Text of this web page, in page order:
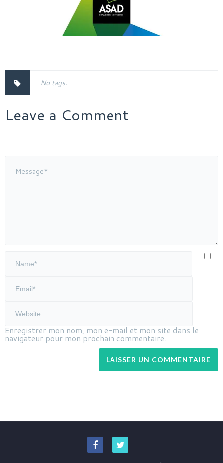
No tags.
Leave a Comment
Enregistrer mon nom, mon e-mail et mon site dans le
navigateur pour mon prochain commentaire.